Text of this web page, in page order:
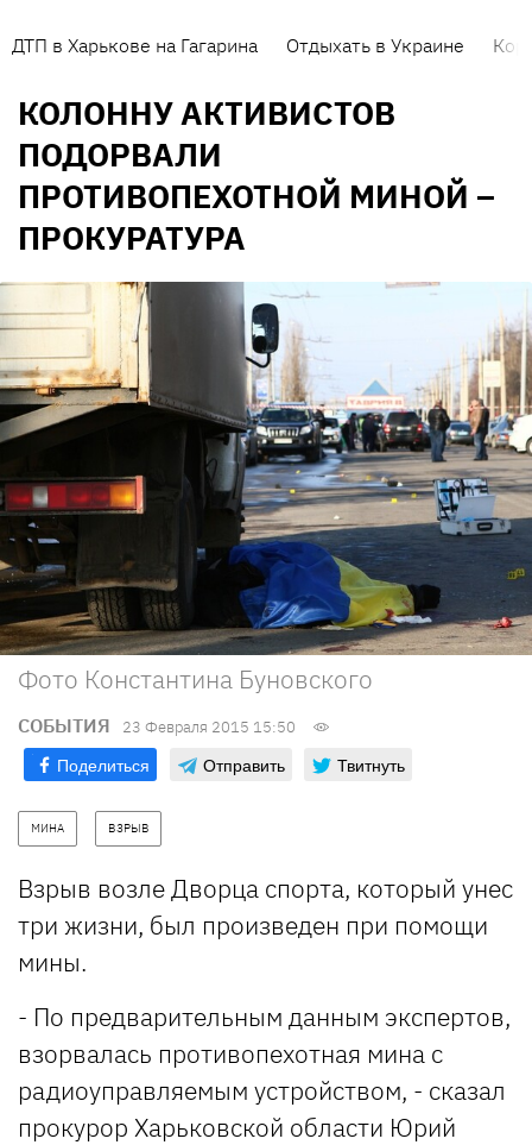
ДТП в Харькове на Гагарина Отдыхать в Украине
КОЛОННУ АКТИВИСТОВ
ПОДОРВАЛИ
ПРОТИВОПЕХОТНОЙ МИНОЙ –
ПРОКУРАТУРА
Фото Константина Буновского
СОБЫТИЯ 23 Февраля 2015 15:50
Поделиться Отправить Твитнуть
МИНА ВЗРЫВ
Взрыв возле Дворца спорта, который унес
три жизни, был произведен при помощи
мины.
- По предварительным данным экспертов,
взорвалась противопехотная мина с
радиоуправляемым устройством, - сказал
прокурор Харьковской области Юрий